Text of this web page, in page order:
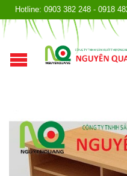
Hotline: 0903 382 248 - 0918